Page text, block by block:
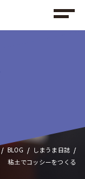
BLOG
しまうま日誌
粘土でコッシーをつくる